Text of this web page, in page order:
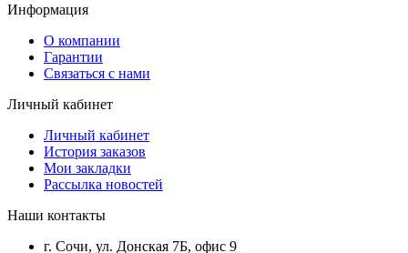
Информация
О компании
Гарантии
Связаться с нами
Личный кабинет
Личный кабинет
История заказов
Мои закладки
Рассылка новостей
Наши контакты
г. Сочи, ул. Донская 7Б, офис 9